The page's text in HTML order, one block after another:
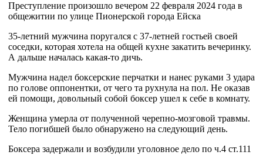
Преступление произошло вечером 22 февраля 2024 года в
общежитии по улице Пионерской города Ейска
35-летний мужчина поругался с 37-летней гостьей своей
соседки, которая хотела на общей кухне закатить вечеринку.
А дальше началась какая-то дичь.
Мужчина надел боксерские перчатки и нанес руками 3 удара
по голове оппонентки, от чего та рухнула на пол. Не оказав
ей помощи, довольный собой боксер ушел к себе в комнату.
Женщина умерла от полученной черепно-мозговой травмы.
Тело погибшей было обнаружено на следующий день.
Боксера задержали и возбудили уголовное дело по ч.4 ст.111